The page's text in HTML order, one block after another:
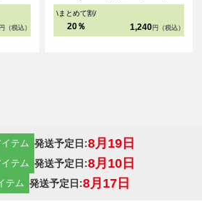
円（税込）
\まとめて割/
20％ 1,240 円（税込）
テム 発送予定日:8月19日
テム 発送予定日:8月10日
テム 発送予定日:8月17日